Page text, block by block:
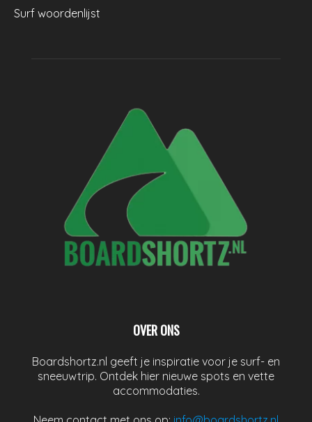
Surf woordenlijst
OVER ONS
Boardshortz.nl geeft je inspiratie voor je surf- en
sneeuwtrip. Ontdek hier nieuwe spots en vette
accommodaties.